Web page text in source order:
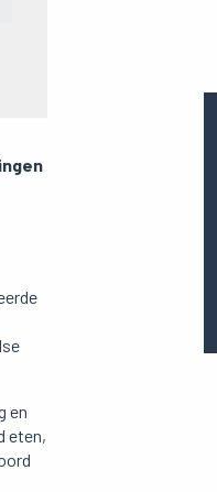
en
eten,